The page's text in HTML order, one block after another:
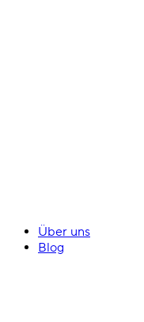
Über uns
Blog